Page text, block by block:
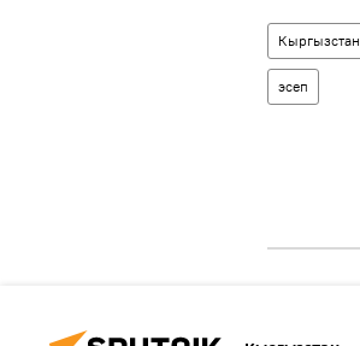
Кыргызстан
эсеп